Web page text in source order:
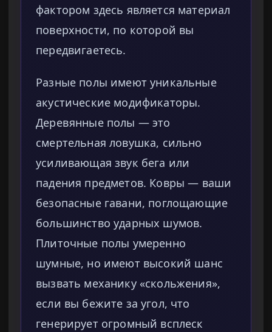
фактором здесь является материал
поверхности, по которой вы
передвигаетесь.
Разные полы имеют уникальные
акустические модификаторы.
Деревянные полы — это
смертельная ловушка, сильно
усиливающая звук бега или
падения предметов. Ковры — ваши
безопасные гавани, поглощающие
большинство ударных шумов.
Плиточные полы умеренно
шумные, но имеют высокий шанс
вызвать механику «скольжения»,
если вы бежите за угол, что
генерирует огромный всплеск